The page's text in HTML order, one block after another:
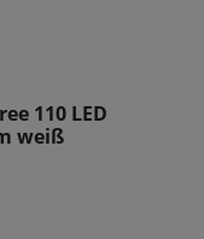
110 LED
weiß